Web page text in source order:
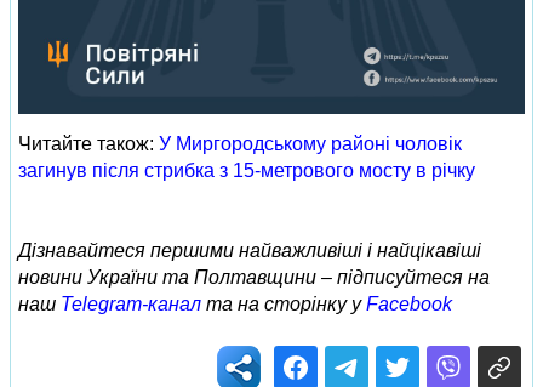
Читайте також: У Миргородському районі чоловік
загинув після стрибка з 15-метрового мосту в річку
Дізнавайтеся першими найважливіші і найцікавіші
новини України та Полтавщини – підписуйтеся на
наш Telegram-канал та на сторінку уFacebook